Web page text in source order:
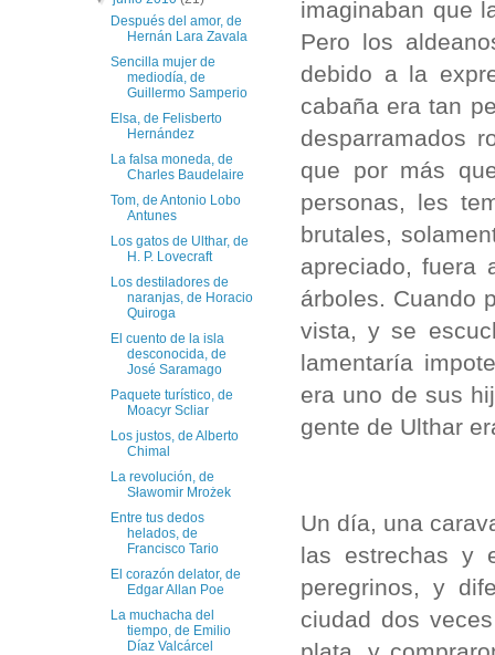
imaginaban que
Pero los
debido a la
cabaña era tan
desparramados
que por más
personas, les
brutales,
apreciado, fuera
árboles. Cuando
vista, y se
lamentaría
era uno de sus
gente de Ulthar
Un día, una
las estrechas y
peregrinos, y
ciudad dos
Después del amor, de
Hernán Lara Zavala
Sencilla mujer de
mediodía, de
Guillermo Samperio
Elsa, de Felisberto
Hernández
La falsa moneda, de
Charles Baudelaire
Tom, de Antonio Lobo
Antunes
Los gatos de Ulthar, de
H. P. Lovecraft
Los destiladores de
naranjas, de Horacio
Quiroga
El cuento de la isla
desconocida, de
José Saramago
Paquete turístico, de
Moacyr Scliar
Los justos, de Alberto
Chimal
La revolución, de
Sławomir Mrożek
Entre tus dedos
helados, de
Francisco Tario
El corazón delator, de
Edgar Allan Poe
La muchacha del
tiempo, de Emilio
Díaz Valcárcel